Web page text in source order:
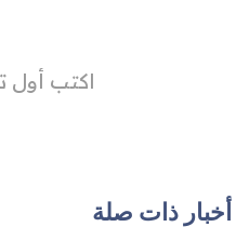
أخبار ذات صلة